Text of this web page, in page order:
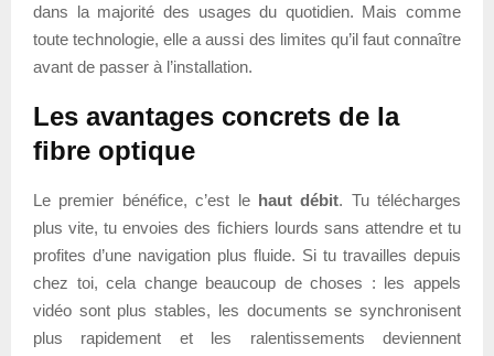
dans la majorité des usages du quotidien. Mais comme
toute technologie, elle a aussi des limites qu’il faut connaître
avant de passer à l’installation.
Les avantages concrets de la
fibre optique
Le premier bénéfice, c’est le haut débit. Tu télécharges
plus vite, tu envoies des fichiers lourds sans attendre et tu
profites d’une navigation plus fluide. Si tu travailles depuis
chez toi, cela change beaucoup de choses : les appels
vidéo sont plus stables, les documents se synchronisent
plus rapidement et les ralentissements deviennent